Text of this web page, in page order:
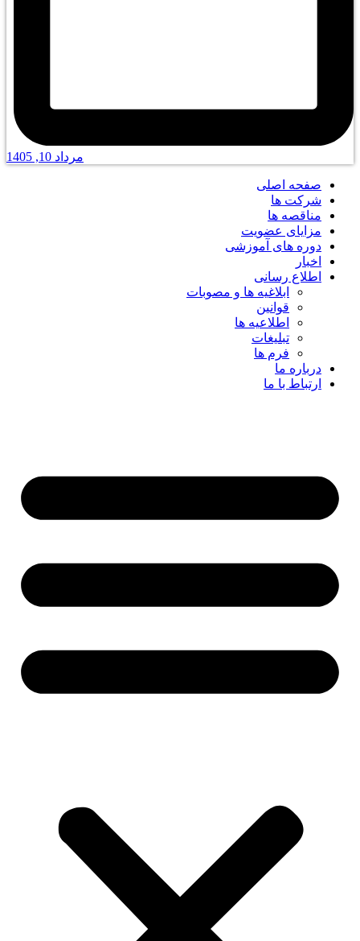
مرداد 10, 1405
صفحه اصلی
شرکت ها
مناقصه ها
مزایای عضویت
دوره های آموزشی
اخبار
اطلاع رسانی
ابلاغیه ها و مصوبات
قوانین
اطلاعیه ها
تبلیغات
فرم ها
درباره ما
ارتباط با ما